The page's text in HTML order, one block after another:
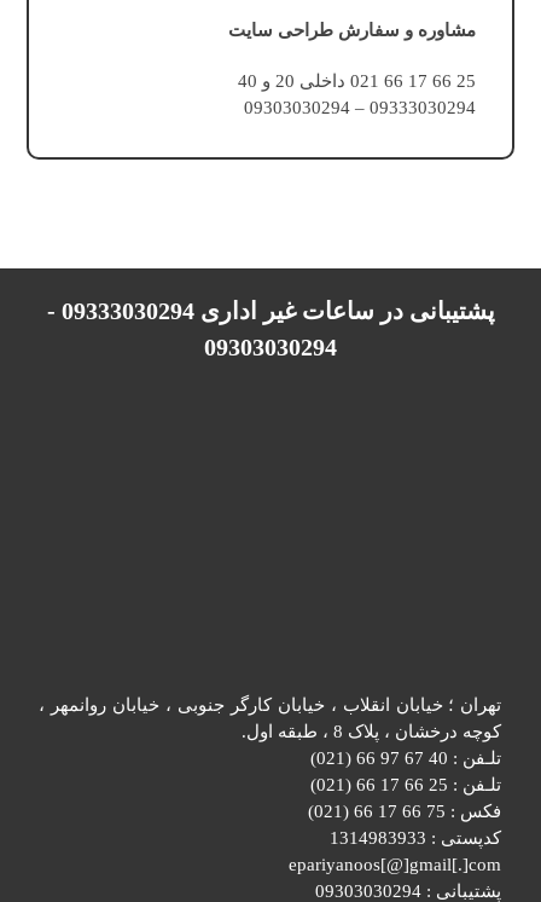
مشاوره و سفارش طراحی سایت
25 66 17 66 021 داخلی 20 و 40
09333030294 – 09303030294
پشتیبانی در ساعات غیر اداری 09333030294 -
09303030294
تهران ؛ خیابان انقلاب ، خیابان کارگر جنوبی ، خیابان روانمهر ،
کوچه درخشان ، پلاک 8 ، طبقه اول.
تلـفن : 40 67 97 66 (021)
تلـفن : 25 66 17 66 (021)
فکس : 75 66 17 66 (021)
کدپستی : 1314983933
epariyanoos[@]gmail[.]com
پشتیبانی : 09303030294